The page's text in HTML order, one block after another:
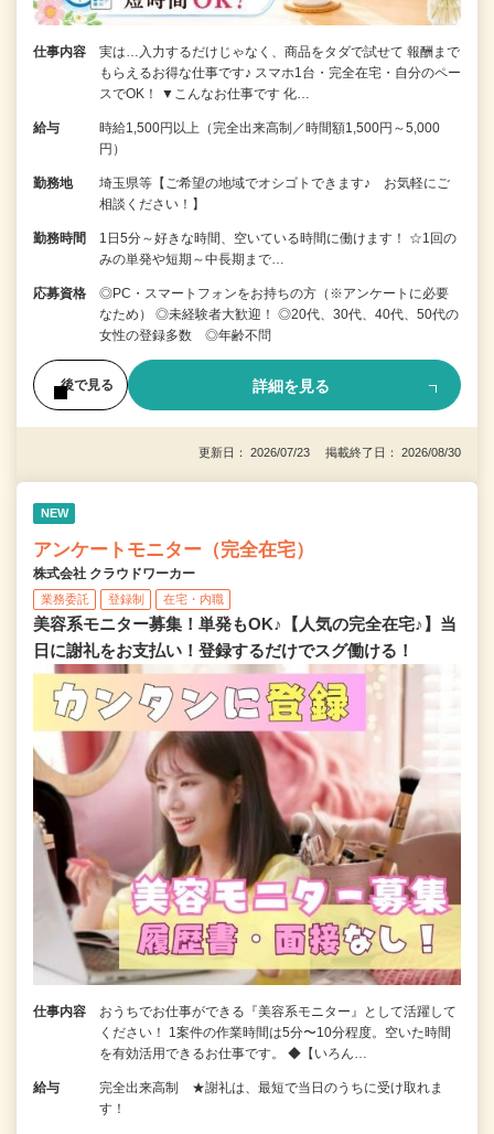
仕事内容
実は…入力するだけじゃなく、商品をタダで試せて 報酬まで
もらえるお得な仕事です♪ スマホ1台・完全在宅・自分のペー
スでOK！ ▼こんなお仕事です 化…
給与
時給1,500円以上（完全出来高制／時間額1,500円～5,000
円）
勤務地
埼玉県等【ご希望の地域でオシゴトできます♪ お気軽にご
相談ください！】
勤務時間
1日5分～好きな時間、空いている時間に働けます！ ☆1回の
みの単発や短期～中長期まで…
応募資格
◎PC・スマートフォンをお持ちの方（※アンケートに必要
なため） ◎未経験者大歓迎！ ◎20代、30代、40代、50代の
女性の登録多数 ◎年齢不問
後で見る 詳細を見る
更新日： 2026/07/23 掲載終了日： 2026/08/30
NEW
アンケートモニター（完全在宅）
株式会社 クラウドワーカー
業務委託 登録制 在宅・内職
美容系モニター募集！単発もOK♪【人気の完全在宅♪】当
日に謝礼をお支払い！登録するだけでスグ働ける！
仕事内容
おうちでお仕事ができる『美容系モニター』として活躍して
ください！ 1案件の作業時間は5分〜10分程度。空いた時間
を有効活用できるお仕事です。 ◆【いろん…
給与
完全出来高制 ★謝礼は、最短で当日のうちに受け取れま
す！